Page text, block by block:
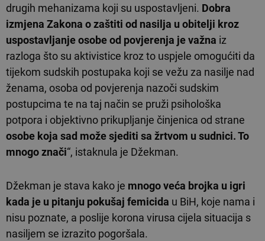
drugih mehanizama koji su uspostavljeni. Dobra
izmjena Zakona o zaštiti od nasilja u obitelji kroz
uspostavljanje osobe od povjerenja je važna iz
razloga što su aktivistice kroz to uspjele omogućiti da
tijekom sudskih postupaka koji se vežu za nasilje nad
ženama, osoba od povjerenja nazoči sudskim
postupcima te na taj način se pruži psihološka
potpora i objektivno prikupljanje činjenica od strane
osobe koja sad može sjediti sa žrtvom u sudnici. To
mnogo znači“, istaknula je Džekman.
Džekman je stava kako je mnogo veća brojka u igri
kada je u pitanju pokušaj femicida u BiH, koje nama i
nisu poznate, a poslije korona virusa cijela situacija s
nasiljem se izrazito pogoršala.